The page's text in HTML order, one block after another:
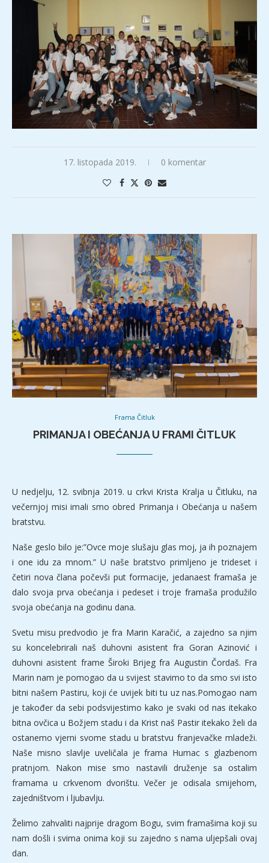
17. listopada 2019. 0 komentar
Frama Čitluk
PRIMANJA I OBEĆANJA U FRAMI ČITLUK
U nedjelju, 12. svibnja 2019. u crkvi Krista Kralja u Čitluku, na
večernjoj misi imali smo obred Primanja i Obećanja u našem
bratstvu.
Naše geslo bilo je:”Ovce moje slušaju glas moj, ja ih poznajem
i one idu za mnom.” U naše bratstvo primljeno je trideset i
četiri nova člana počevši put formacije, jedanaest framaša je
dalo svoja prva obećanja i pedeset i troje framaša produžilo
svoja obećanja na godinu dana.
Svetu misu predvodio je fra Marin Karačić, a zajedno sa njim
su koncelebrirali naš duhovni asistent fra Goran Azinović i
duhovni asistent frame Široki Brijeg fra Augustin Čordaš. Fra
Marin nam je pomogao da u svijest stavimo to da smo svi isto
bitni našem Pastiru, koji će uvijek biti tu uz nas.Pomogao nam
je također da sebi podsvijestimo kako je svaki od nas itekako
bitna ovčica u Božjem stadu i da Krist naš Pastir itekako želi da
ostanemo vjerni svome stadu u bratstvu franjevačke mladeži.
Naše misno slavlje uveličala je frama Humac s glazbenom
pratnjom. Nakon mise smo nastavili druženje sa ostalim
framama u crkvenom dvorištu. Večer je odisala smijehom,
zajedništvom i ljubavlju.
Želimo zahvaliti najprije dragom Bogu, svim framašima koji su
nam došli i svima onima koji su zajedno s nama uljepšali ovaj
dan.